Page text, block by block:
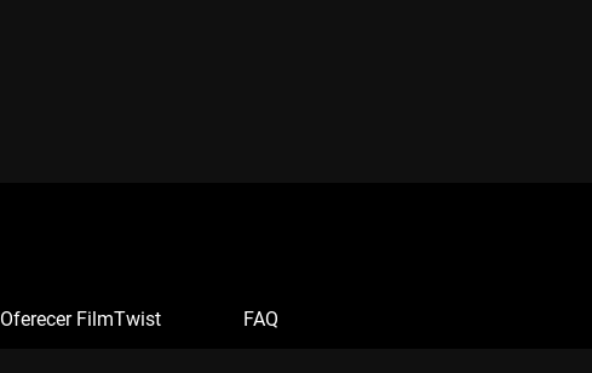
Oferecer FilmTwist FAQ